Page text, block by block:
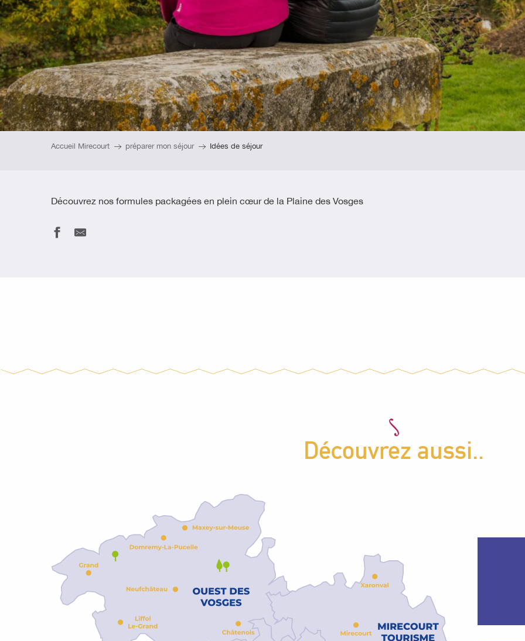
Accueil Mirecourt préparer mon séjour Idées de séjour
Découvrez nos formules packagées en plein cœur de la Plaine des Vosges
Découvrez aussi..